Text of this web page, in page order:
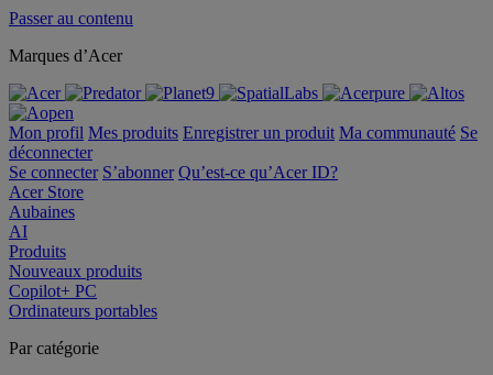
Passer au contenu
Marques d’Acer
Mon profil Mes produits Enregistrer un produit Ma communauté Se
déconnecter
Se connecter S’abonner Qu’est-ce qu’Acer ID?
Acer Store
Aubaines
AI
Produits
Nouveaux produits
Copilot+ PC
Ordinateurs portables
Par catégorie